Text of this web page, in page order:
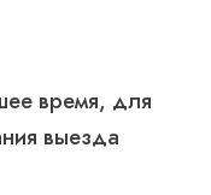
время, для
выезда